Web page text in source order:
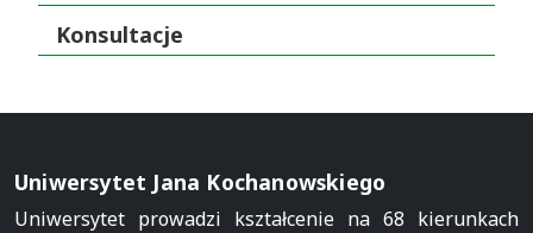
Konsultacje
Uniwersytet Jana Kochanowskiego
Uniwersytet prowadzi kształcenie na 68 kierunkach